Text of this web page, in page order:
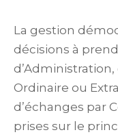
La gestion
décisions à
Ordinaire ou
d’échanges par
prises sur le